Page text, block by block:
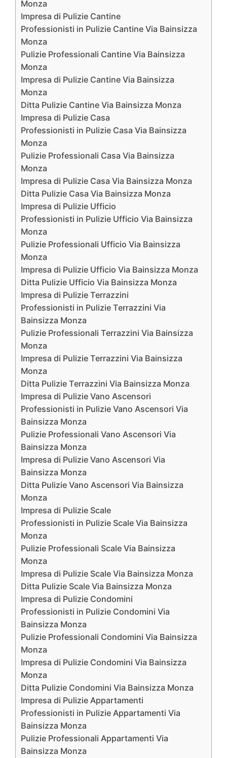
Monza
Impresa di Pulizie Cantine
Professionisti in Pulizie Cantine Via Bainsizza
Monza
Pulizie Professionali Cantine Via Bainsizza
Monza
Impresa di Pulizie Cantine Via Bainsizza
Monza
Ditta Pulizie Cantine Via Bainsizza Monza
Impresa di Pulizie Casa
Professionisti in Pulizie Casa Via Bainsizza
Monza
Pulizie Professionali Casa Via Bainsizza
Monza
Impresa di Pulizie Casa Via Bainsizza Monza
Ditta Pulizie Casa Via Bainsizza Monza
Impresa di Pulizie Ufficio
Professionisti in Pulizie Ufficio Via Bainsizza
Monza
Pulizie Professionali Ufficio Via Bainsizza
Monza
Impresa di Pulizie Ufficio Via Bainsizza Monza
Ditta Pulizie Ufficio Via Bainsizza Monza
Impresa di Pulizie Terrazzini
Professionisti in Pulizie Terrazzini Via
Bainsizza Monza
Pulizie Professionali Terrazzini Via Bainsizza
Monza
Impresa di Pulizie Terrazzini Via Bainsizza
Monza
Ditta Pulizie Terrazzini Via Bainsizza Monza
Impresa di Pulizie Vano Ascensori
Professionisti in Pulizie Vano Ascensori Via
Bainsizza Monza
Pulizie Professionali Vano Ascensori Via
Bainsizza Monza
Impresa di Pulizie Vano Ascensori Via
Bainsizza Monza
Ditta Pulizie Vano Ascensori Via Bainsizza
Monza
Impresa di Pulizie Scale
Professionisti in Pulizie Scale Via Bainsizza
Monza
Pulizie Professionali Scale Via Bainsizza
Monza
Impresa di Pulizie Scale Via Bainsizza Monza
Ditta Pulizie Scale Via Bainsizza Monza
Impresa di Pulizie Condomini
Professionisti in Pulizie Condomini Via
Bainsizza Monza
Pulizie Professionali Condomini Via Bainsizza
Monza
Impresa di Pulizie Condomini Via Bainsizza
Monza
Ditta Pulizie Condomini Via Bainsizza Monza
Impresa di Pulizie Appartamenti
Professionisti in Pulizie Appartamenti Via
Bainsizza Monza
Pulizie Professionali Appartamenti Via
Bainsizza Monza